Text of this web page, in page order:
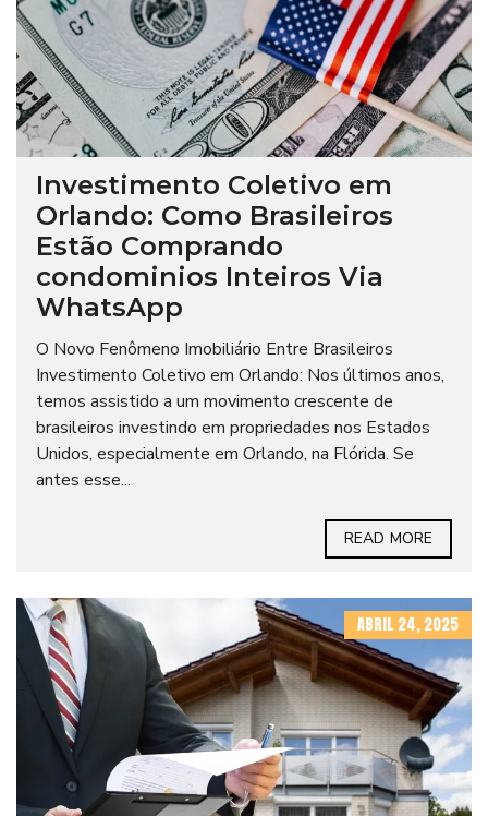
Investimento Coletivo em
Orlando: Como Brasileiros
Estão Comprando
condominios Inteiros Via
WhatsApp
O Novo Fenômeno Imobiliário Entre Brasileiros
Investimento Coletivo em Orlando: Nos últimos anos,
temos assistido a um movimento crescente de
brasileiros investindo em propriedades nos Estados
Unidos, especialmente em Orlando, na Flórida. Se
antes esse...
READ MORE
ABRIL 24, 2025